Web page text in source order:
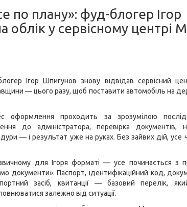
по плану»: фуд-блогер Ігор
облік у сервісному центрі
Ігор Шпигунов знову відвідав сервісний
— цього разу, щоб поставити автомобіль на
оформлення проходить за зрозумілою
до адміністратора, перевірка документів,
— і результат уже на руках. Без зайвих дій, усе
для Ігоря форматі — усе починається з
документи». Паспорт, ідентифікаційний код,
засіб, квитанції — базовий перелік,
залежно від ситуації.